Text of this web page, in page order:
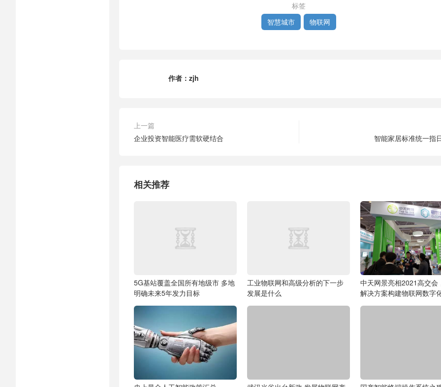
标签
智慧城市
物联网
作者： zjh
上一篇
企业投资智能医疗需软硬结合
智能家居标准统一指
相关推荐
5G基站覆盖全国所有地级市 多地
明确未来5年发力目标
工业物联网和高级分析的下一步
发展是什么
中天网景亮相2021高交会
解决方案构建物联网数字